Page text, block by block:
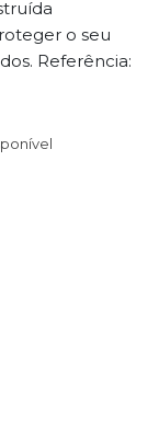
o seu
Referência: